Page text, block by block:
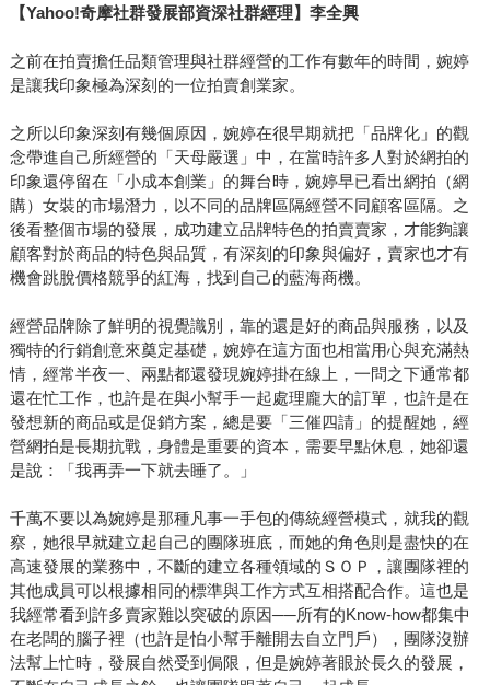
【Yahoo!奇摩社群發展部資深社群經理】李全興
之前在拍賣擔任品類管理與社群經營的工作有數年的時間，婉婷
是讓我印象極為深刻的一位拍賣創業家。
之所以印象深刻有幾個原因，婉婷在很早期就把「品牌化」的觀
念帶進自己所經營的「天母嚴選」中，在當時許多人對於網拍的
印象還停留在「小成本創業」的舞台時，婉婷早已看出網拍（網
購）女裝的市場潛力，以不同的品牌區隔經營不同顧客區隔。之
後看整個市場的發展，成功建立品牌特色的拍賣賣家，才能夠讓
顧客對於商品的特色與品質，有深刻的印象與偏好，賣家也才有
機會跳脫價格競爭的紅海，找到自己的藍海商機。
經營品牌除了鮮明的視覺識別，靠的還是好的商品與服務，以及
獨特的行銷創意來奠定基礎，婉婷在這方面也相當用心與充滿熱
情，經常半夜一、兩點都還發現婉婷掛在線上，一問之下通常都
還在忙工作，也許是在與小幫手一起處理龐大的訂單，也許是在
發想新的商品或是促銷方案，總是要「三催四請」的提醒她，經
營網拍是長期抗戰，身體是重要的資本，需要早點休息，她卻還
是說：「我再弄一下就去睡了。」
千萬不要以為婉婷是那種凡事一手包的傳統經營模式，就我的觀
察，她很早就建立起自己的團隊班底，而她的角色則是盡快的在
高速發展的業務中，不斷的建立各種領域的ＳＯＰ，讓團隊裡的
其他成員可以根據相同的標準與工作方式互相搭配合作。這也是
我經常看到許多賣家難以突破的原因──所有的Know-how都集中
在老闆的腦子裡（也許是怕小幫手離開去自立門戶），團隊沒辦
法幫上忙時，發展自然受到侷限，但是婉婷著眼於長久的發展，